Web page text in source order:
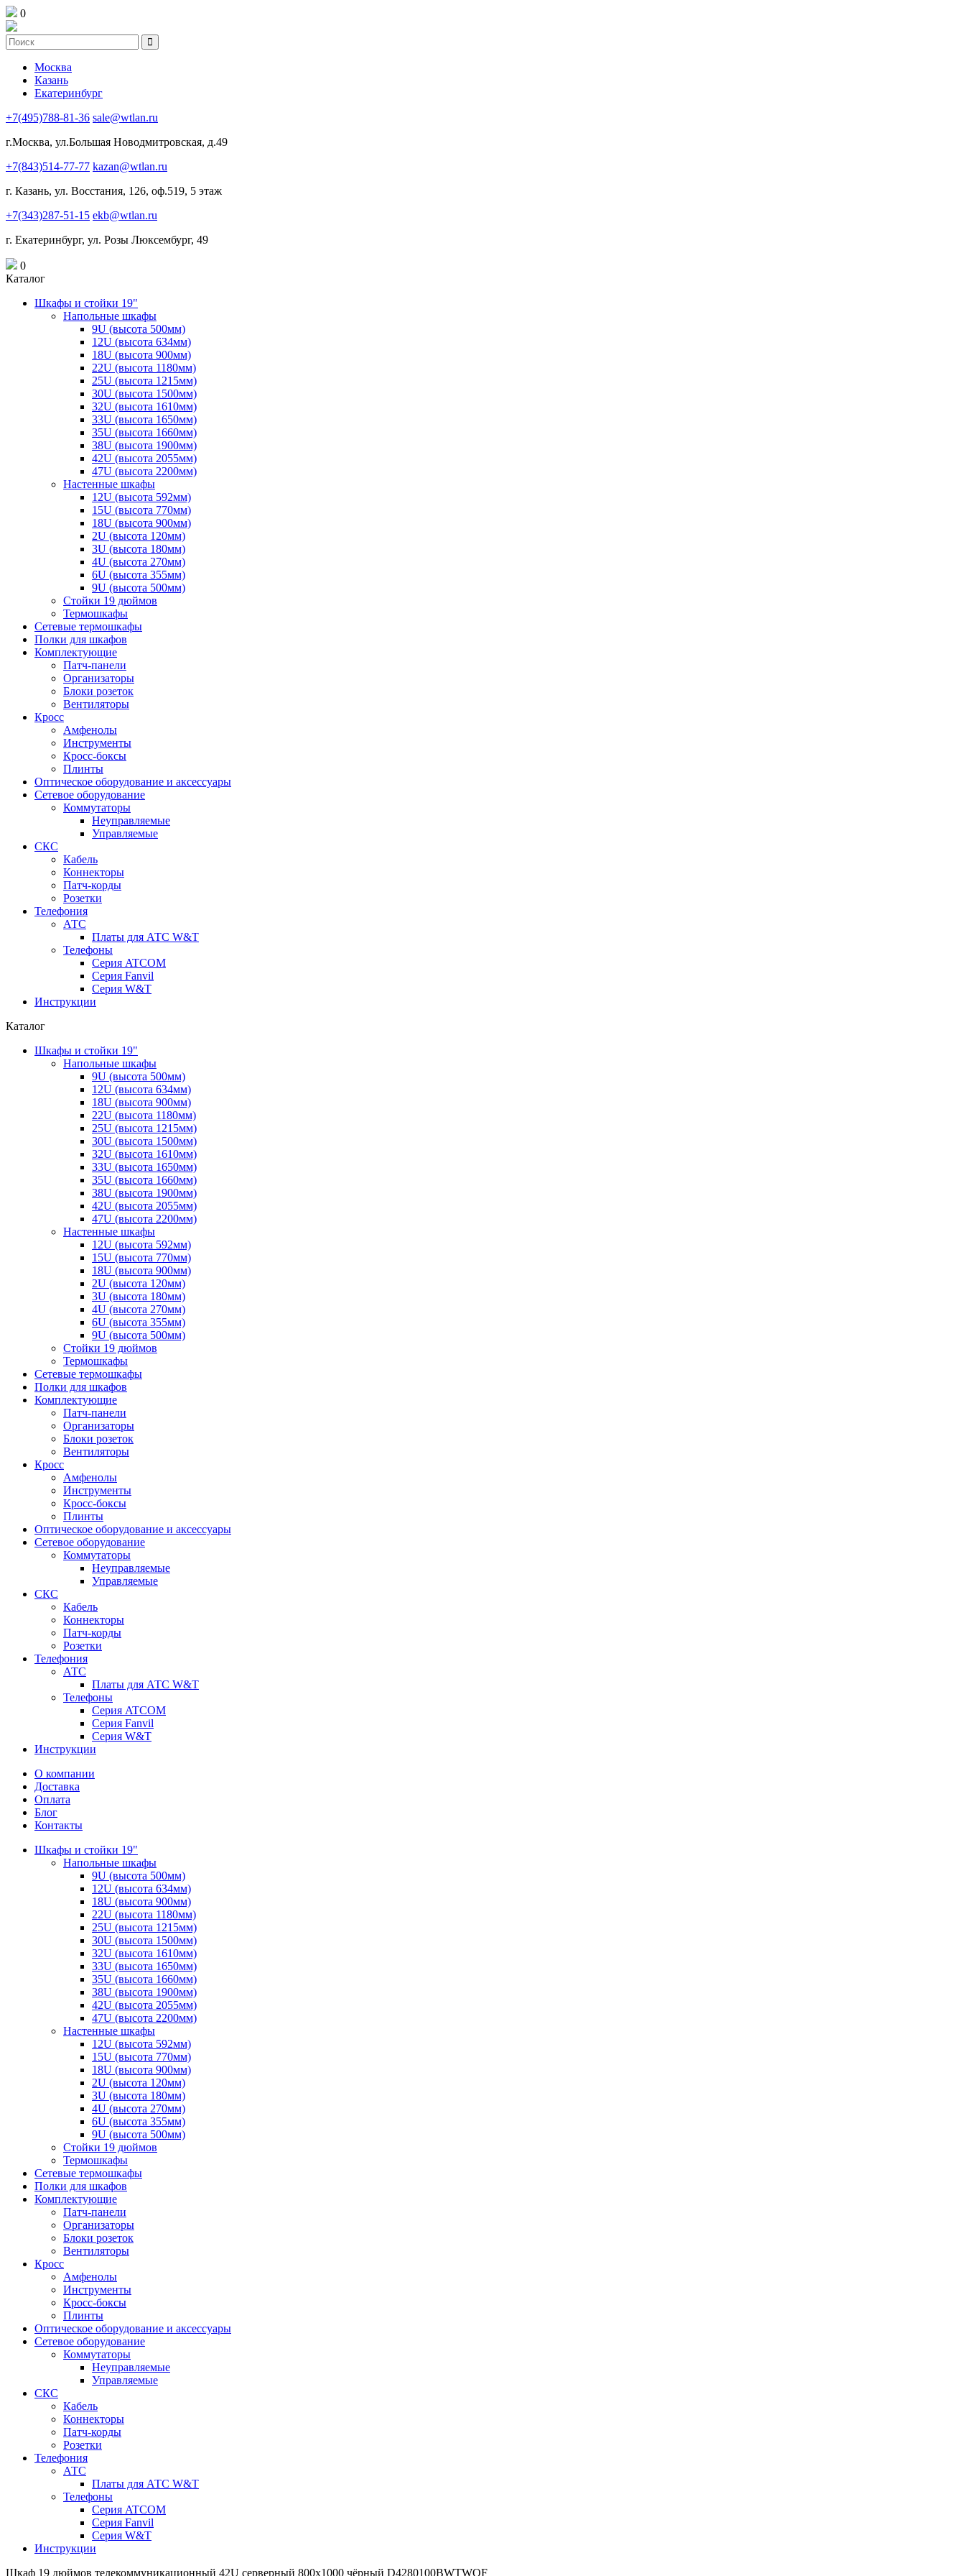
0
Москва
Казань
Екатеринбург
+7(495)788-81-36 sale@wtlan.ru
г.Москва, ул.Большая Новодмитровская, д.49
+7(843)514-77-77 kazan@wtlan.ru
г. Казань, ул. Восстания, 126, оф.519, 5 этаж
+7(343)287-51-15 ekb@wtlan.ru
г. Екатеринбург, ул. Розы Люксембург, 49
0
Каталог
Шкафы и стойки 19"
Напольные шкафы
9U (высота 500мм)
12U (высота 634мм)
18U (высота 900мм)
22U (высота 1180мм)
25U (высота 1215мм)
30U (высота 1500мм)
32U (высота 1610мм)
33U (высота 1650мм)
35U (высота 1660мм)
38U (высота 1900мм)
42U (высота 2055мм)
47U (высота 2200мм)
Настенные шкафы
12U (высота 592мм)
15U (высота 770мм)
18U (высота 900мм)
2U (высота 120мм)
3U (высота 180мм)
4U (высота 270мм)
6U (высота 355мм)
9U (высота 500мм)
Стойки 19 дюймов
Термошкафы
Сетевые термошкафы
Полки для шкафов
Комплектующие
Патч-панели
Организаторы
Блоки розеток
Вентиляторы
Кросс
Амфенолы
Инструменты
Кросс-боксы
Плинты
Оптическое оборудование и аксессуары
Сетевое оборудование
Коммутаторы
Неуправляемые
Управляемые
СКС
Кабель
Коннекторы
Патч-корды
Розетки
Телефония
АТС
Платы для АТС W&T
Телефоны
Серия ATCOM
Серия Fanvil
Серия W&T
Инструкции
Каталог
Шкафы и стойки 19"
Напольные шкафы
9U (высота 500мм)
12U (высота 634мм)
18U (высота 900мм)
22U (высота 1180мм)
25U (высота 1215мм)
30U (высота 1500мм)
32U (высота 1610мм)
33U (высота 1650мм)
35U (высота 1660мм)
38U (высота 1900мм)
42U (высота 2055мм)
47U (высота 2200мм)
Настенные шкафы
12U (высота 592мм)
15U (высота 770мм)
18U (высота 900мм)
2U (высота 120мм)
3U (высота 180мм)
4U (высота 270мм)
6U (высота 355мм)
9U (высота 500мм)
Стойки 19 дюймов
Термошкафы
Сетевые термошкафы
Полки для шкафов
Комплектующие
Патч-панели
Организаторы
Блоки розеток
Вентиляторы
Кросс
Амфенолы
Инструменты
Кросс-боксы
Плинты
Оптическое оборудование и аксессуары
Сетевое оборудование
Коммутаторы
Неуправляемые
Управляемые
СКС
Кабель
Коннекторы
Патч-корды
Розетки
Телефония
АТС
Платы для АТС W&T
Телефоны
Серия ATCOM
Серия Fanvil
Серия W&T
Инструкции
О компании
Доставка
Оплата
Блог
Контакты
Шкафы и стойки 19"
Напольные шкафы
9U (высота 500мм)
12U (высота 634мм)
18U (высота 900мм)
22U (высота 1180мм)
25U (высота 1215мм)
30U (высота 1500мм)
32U (высота 1610мм)
33U (высота 1650мм)
35U (высота 1660мм)
38U (высота 1900мм)
42U (высота 2055мм)
47U (высота 2200мм)
Настенные шкафы
12U (высота 592мм)
15U (высота 770мм)
18U (высота 900мм)
2U (высота 120мм)
3U (высота 180мм)
4U (высота 270мм)
6U (высота 355мм)
9U (высота 500мм)
Стойки 19 дюймов
Термошкафы
Сетевые термошкафы
Полки для шкафов
Комплектующие
Патч-панели
Организаторы
Блоки розеток
Вентиляторы
Кросс
Амфенолы
Инструменты
Кросс-боксы
Плинты
Оптическое оборудование и аксессуары
Сетевое оборудование
Коммутаторы
Неуправляемые
Управляемые
СКС
Кабель
Коннекторы
Патч-корды
Розетки
Телефония
АТС
Платы для АТС W&T
Телефоны
Серия ATCOM
Серия Fanvil
Серия W&T
Инструкции
Шкаф 19 дюймов телекоммуникационный 42U серверный 800х1000 чёрный D4280100BWTWOF